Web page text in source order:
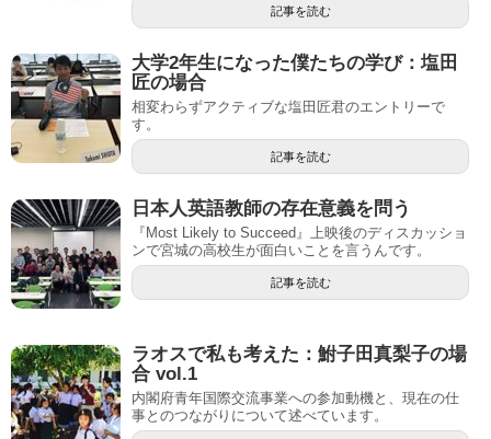
記事を読む
大学2年生になった僕たちの学び：塩田
匠の場合
相変わらずアクティブな塩田匠君のエントリーで
す。
記事を読む
日本人英語教師の存在意義を問う
『Most Likely to Succeed』上映後のディスカッショ
ンで宮城の高校生が面白いことを言うんです。
記事を読む
ラオスで私も考えた：鮒子田真梨子の場
合 vol.1
内閣府青年国際交流事業への参加動機と、現在の仕
事とのつながりについて述べています。